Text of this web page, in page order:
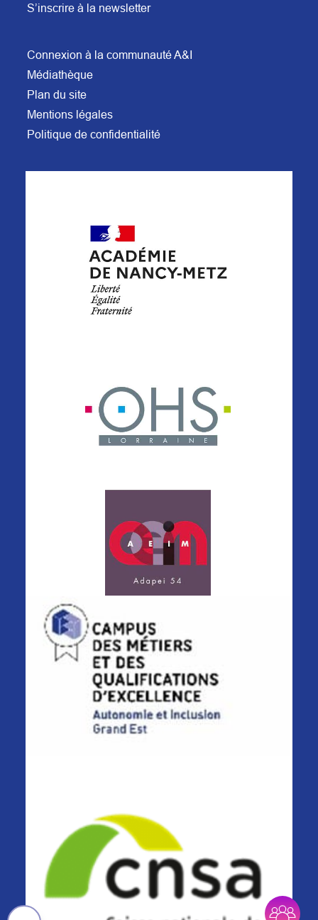
S’inscrire à la newsletter
Connexion à la communauté A&I
Médiathèque
Plan du site
Mentions légales
Politique de confidentialité